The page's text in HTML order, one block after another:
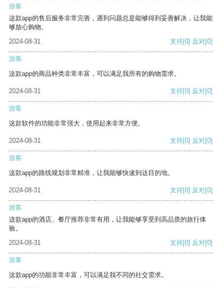
游客
这款app的售后服务非常完善，遇到问题总是能够得到妥善解决，让我能
够放心购物。
2024-08-31
支持[0] 反对[0]
游客
这款app的商品种类非常丰富，可以满足我所有的购物需求。
2024-08-31 支持[0] 反对[0]
游客
这款软件的功能非常强大，使用起来非常方便。
2024-08-31 支持[0] 反对[0]
游客
这款app的路线规划非常精准，让我能够快速到达目的地。
2024-08-31 支持[0] 反对[0]
游客
这款app的酒店、餐厅推荐非常有用，让我能够享受到高品质的旅行体
验。
2024-08-31
支持[0] 反对[0]
游客
这款app的功能非常丰富，可以满足我不同的社交需求。